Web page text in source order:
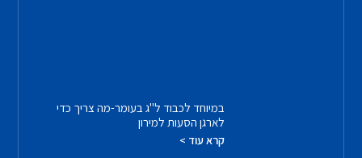
במיוחד לכבוד ל"ג בעומר-מה צריך כדי
לארגן הסעות למירון
קרא עוד >